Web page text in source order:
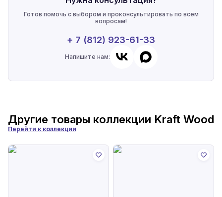
Готов помочь с выбором и проконсультировать по всем
вопросам!
+ 7 (812) 923-61-33
Напишите нам:
Другие товары коллекции Kraft Wood
Перейти к коллекции